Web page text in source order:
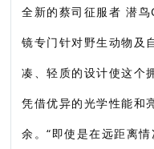
全新的蔡司征服者 潜
镜专门针对野生动物及
凑、轻质的设计使这个
凭借优异的光学性能和
余。“即使是在远距离